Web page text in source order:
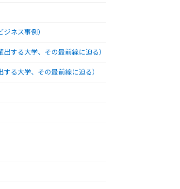
ネス事例）
する大学、その最前線に迫る）
る大学、その最前線に迫る）